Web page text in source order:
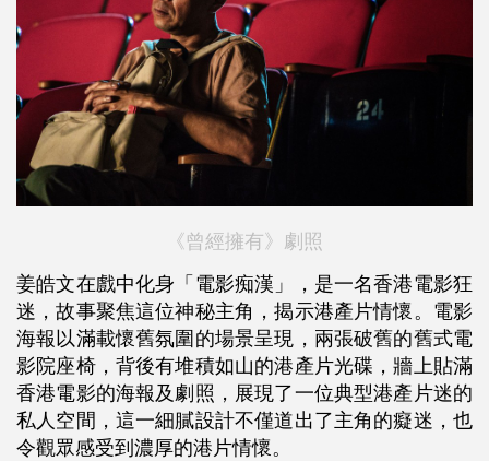
《曾經擁有》劇照
姜皓文在戲中化身「電影痴漢」，是一名香港電影狂
迷，故事聚焦這位神秘主角，揭示港產片情懷。電影
海報以滿載懷舊氛圍的場景呈現，兩張破舊的舊式電
影院座椅，背後有堆積如山的港產片光碟，牆上貼滿
香港電影的海報及劇照，展現了一位典型港產片迷的
私人空間，這一細膩設計不僅道出了主角的癡迷，也
令觀眾感受到濃厚的港片情懷。